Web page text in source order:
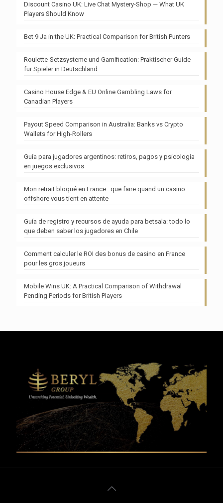
Discount Casino UK: Live Chat Mystery-Shop — What UK
Players Should Know
Bet 9 Ja in the UK: Practical Comparison for British Punters
Roulette-Setzsysteme und Gamification: Praktischer Guide
für Spieler in Deutschland
Casino House Edge & EU Online Gambling Laws for
Canadian Players
Payout Speed Comparison in Australia: Banks vs Crypto
Wallets for High-Rollers
Guía para jugadores argentinos: retiros, pagos y psicología
en juegos exclusivos
Mon retrait bloqué en France : que faire quand un casino
offshore vous tient en attente
Guía de registro y recursos de ayuda para betsala: todo lo
que deben saber los jugadores en Chile
Comment calculer le ROI des bonus de casino en France
pour les gros joueurs
Mobile Wins UK: A Practical Comparison of Withdrawal
Pending Periods for British Players